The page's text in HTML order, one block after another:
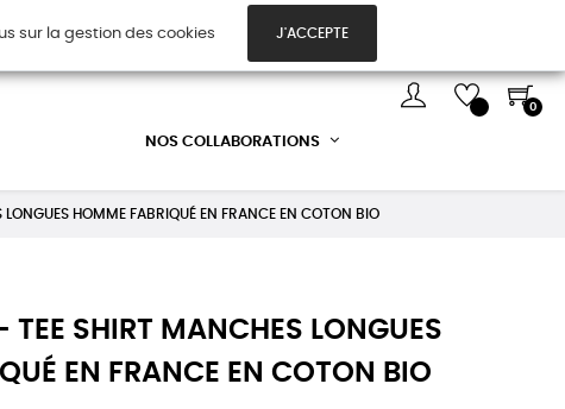
CARTES CADEAUX
NOS COLLABORATIONS
0
LONGUES HOMME FABRIQUÉ EN FRANCE EN COTON BIO
TEE SHIRT MANCHES LONGUES
EN FRANCE EN COTON BIO
sur la gestion des cookies J'ACCEPTE